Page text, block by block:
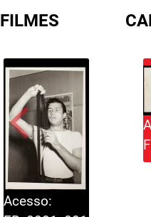
FILMES
Acesso:
FORMULÁRIO DE